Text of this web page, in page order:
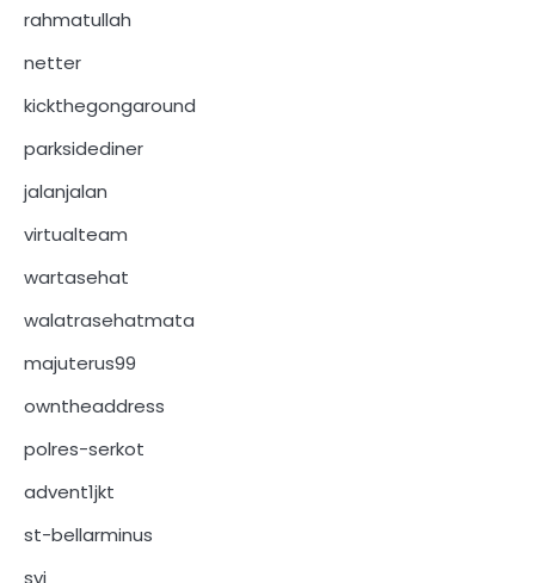
rahmatullah
netter
kickthegongaround
parksidediner
jalanjalan
virtualteam
wartasehat
walatrasehatmata
majuterus99
owntheaddress
polres-serkot
advent1jkt
st-bellarminus
syj